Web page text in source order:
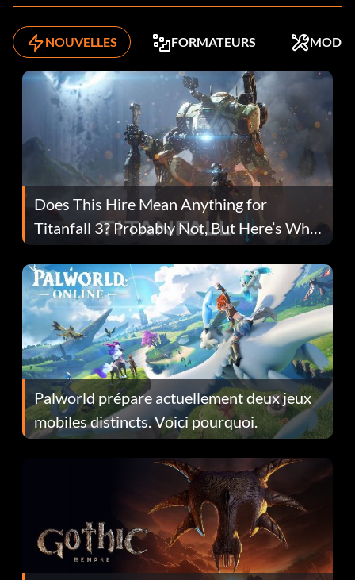
NOUVELLES FORMATEURS MODS
Does This Hire Mean Anything for
Titanfall 3? Probably Not, But Here’s Why
Fans Are Hopeful
Palworld prépare actuellement deux jeux
mobiles distincts. Voici pourquoi.